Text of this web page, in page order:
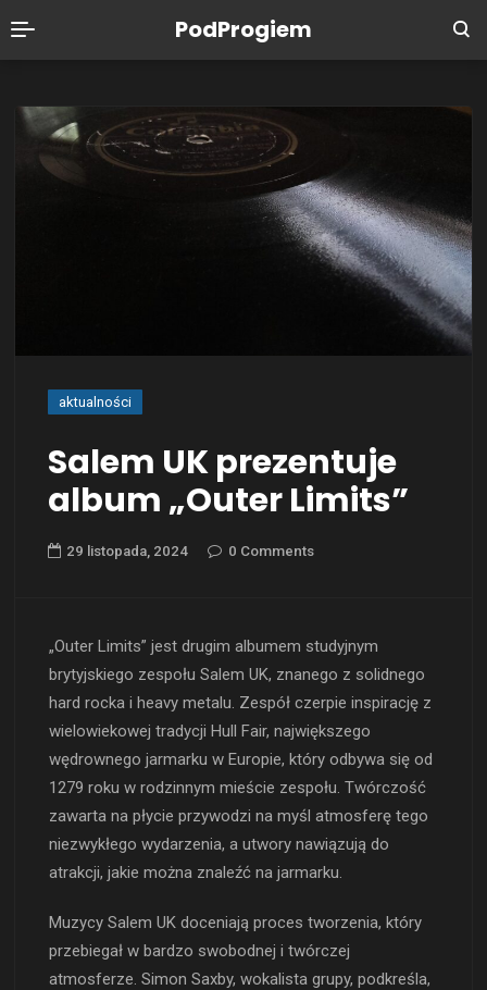
PodProgiem
aktualności
Salem UK prezentuje
album „Outer Limits”
29 listopada, 2024 0 Comments
„Outer Limits” jest drugim albumem studyjnym
brytyjskiego zespołu Salem UK, znanego z solidnego
hard rocka i heavy metalu. Zespół czerpie inspirację z
wielowiekowej tradycji Hull Fair, największego
wędrownego jarmarku w Europie, który odbywa się od
1279 roku w rodzinnym mieście zespołu. Twórczość
zawarta na płycie przywodzi na myśl atmosferę tego
niezwykłego wydarzenia, a utwory nawiązują do
atrakcji, jakie można znaleźć na jarmarku.
Muzycy Salem UK doceniają proces tworzenia, który
przebiegał w bardzo swobodnej i twórczej
atmosferze. Simon Saxby, wokalista grupy, podkreśla,